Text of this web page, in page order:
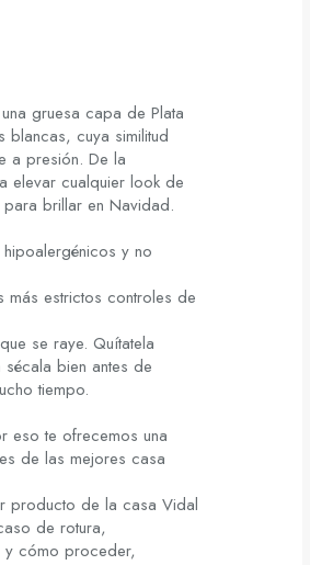
gruesa capa de Plata
cuya similitud
a presión. De la
elevar cualquier look de
brillar en Navidad.
y no
estrictos controles de
se raye. Quítatela
bien antes de
tiempo.
eso te ofrecemos una
de las mejores casa
producto de la casa Vidal
de rotura,
y cómo proceder,